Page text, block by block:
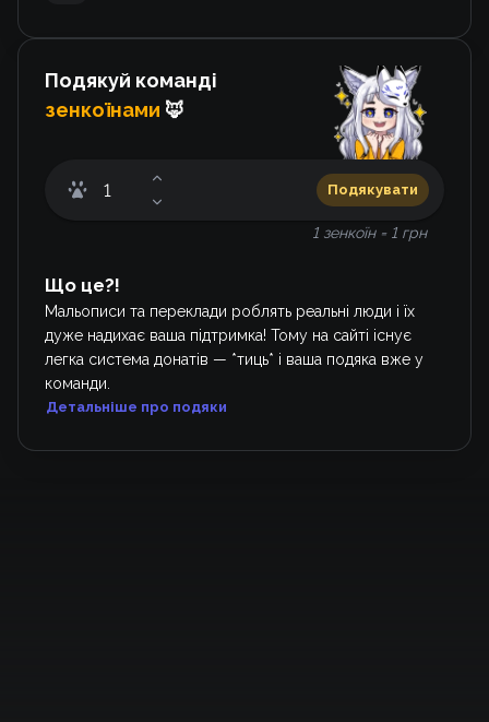
Подякуй команді
зенкоїнами 🦊
Подякувати
1 зенкоїн = 1 грн
Що це?!
Мальописи та переклади роблять реальні люди і їх
дуже надихає ваша підтримка! Тому на сайті існує
легка система донатів — *тиць* і ваша подяка вже у
команди.
Детальніше про подяки